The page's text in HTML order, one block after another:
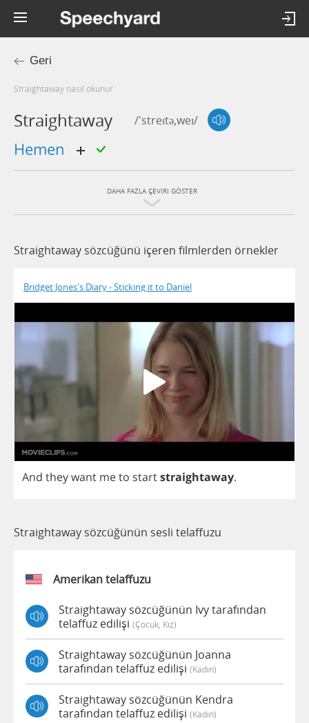
Geri
straightaway nasıl okunur
Straightaway /'streɪtə,weɪ/
hemen
DAHA FAZLA ÇEVIRI GÖSTER
Straightaway sözcüğünü içeren filmlerden örnekler
Bridget Jones's Diary - Sticking it to Daniel
And theywant meto startstraightaway.
Straightaway sözcüğünün sesli telaffuzu
Amerikan telaffuzu
Straightaway sözcüğünün Ivy tarafından
telaffuz edilişi (çocuk, Kız)
Straightaway sözcüğünün Joanna
tarafından telaffuz edilişi (kadın)
Straightaway sözcüğünün Kendra
tarafından telaffuz edilişi (kadın)